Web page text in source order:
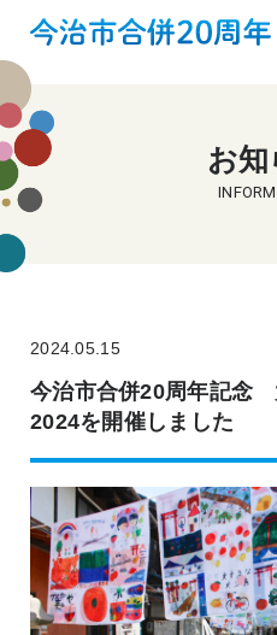
お
2024.05.15
今治市合併20周年記念
2024を開催しました